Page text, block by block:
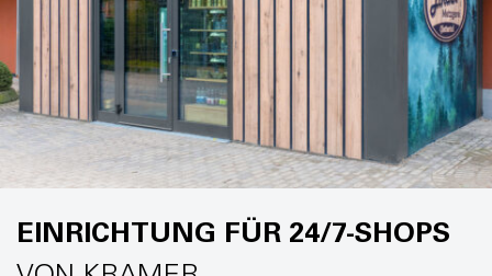
EINRICHTUNG FÜR 24/7-SHOPS